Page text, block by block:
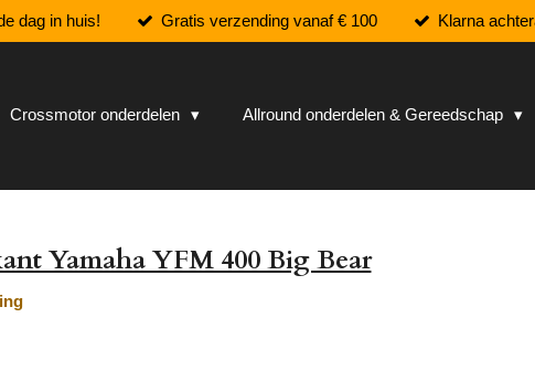
dag in huis! Gratis verzending vanaf € 100 Klarna
Crossmotor onderdelen Allround onderdelen & Gereedschap
Yamaha YFM 400 Big Bear